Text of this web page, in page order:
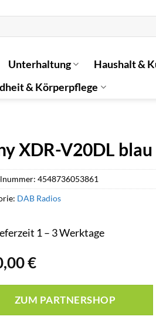
Unterhaltung Haushalt &
& Körperpflege
XDR-V20DL
€
1 – 3 Werktage
ZUM PARTNERSHOP
4548736053861
DAB Radios